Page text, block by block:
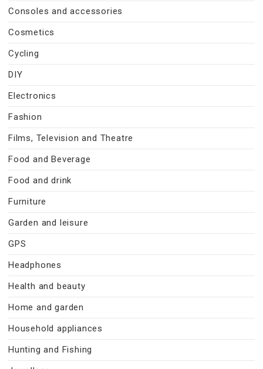
Consoles and accessories
Cosmetics
Cycling
DIY
Electronics
Fashion
Films, Television and Theatre
Food and Beverage
Food and drink
Furniture
Garden and leisure
GPS
Headphones
Health and beauty
Home and garden
Household appliances
Hunting and Fishing